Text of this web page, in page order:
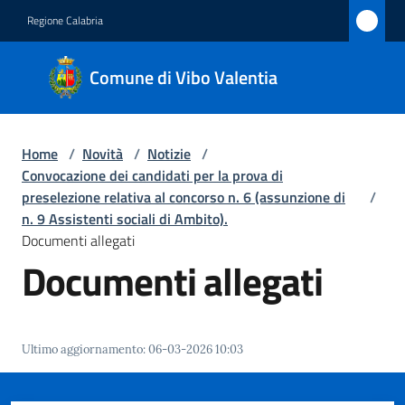
Regione Calabria
Comune di Vibo Valentia
Comune
di Vibo
Valentia
Amministrazione
Novità
Menu selezionato
Servizi
Vivere
Home / Novità / Notizie /
Convocazione dei candidati per la prova di
preselezione relativa al concorso n. 6 (assunzione di
n. 9 Assistenti sociali di Ambito).
/
Documenti allegati
Documenti allegati
Ultimo aggiornamento:06-03-2026 10:03